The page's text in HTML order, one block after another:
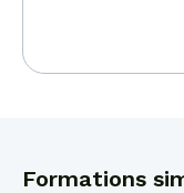
Formations